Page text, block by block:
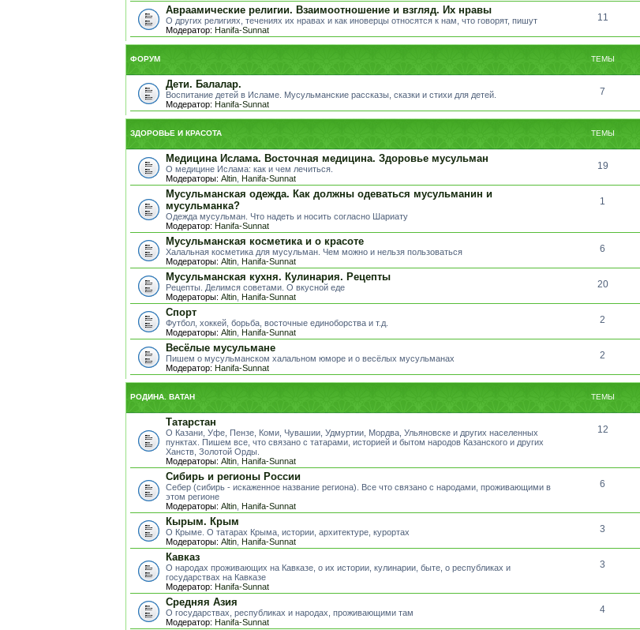
Авраамические религии. Взаимоотношение и взгляд. Их нравы
О других религиях, течениях их нравах и как иноверцы относятся к нам, что говорят, пишут
Модератор: Hanifa-Sunnat
11
ФОРУМ ТЕМЫ
Дети. Балалар.
Воспитание детей в Исламе. Мусульманские рассказы, сказки и стихи для детей.
Модератор: Hanifa-Sunnat
7
ЗДОРОВЬЕ И КРАСОТА ТЕМЫ
Медицина Ислама. Восточная медицина. Здоровье мусульман
О медицине Ислама: как и чем лечиться.
Модераторы: Altin Hanifa-Sunnat
19
Мусульманская одежда. Как должны одеваться мусульманин и
мусульманка?
Одежда мусульман. Что надеть и носить согласно Шариату
Модератор: Hanifa-Sunnat
1
Мусульманская косметика и о красоте
Халальная косметика для мусульман. Чем можно и нельзя пользоваться
Модераторы: Altin Hanifa-Sunnat
6
Мусульманская кухня. Кулинария. Рецепты
Рецепты. Делимся советами. О вкусной еде
Модераторы: Altin Hanifa-Sunnat
20
Спорт
Футбол, хоккей, борьба, восточные единоборства и т.д.
Модераторы: Altin Hanifa-Sunnat
2
Весёлые мусульмане
Пишем о мусульманском халальном юморе и о весёлых мусульманах
Модератор: Hanifa-Sunnat
2
РОДИНА. ВАТАН ТЕМЫ
Татарстан
О Казани, Уфе, Пензе, Коми, Чувашии, Удмуртии, Мордва, Ульяновске и других населенных
пунктах. Пишем все, что связано с татарами, историей и бытом народов Казанского и других
Ханств, Золотой Орды.
Модераторы: Altin Hanifa-Sunnat
12
Сибирь и регионы России
Себер (сибирь - искаженное название региона). Все что связано с народами, проживающими в
этом регионе
Модераторы: Altin Hanifa-Sunnat
6
Кырым. Крым
О Крыме. О татарах Крыма, истории, архитектуре, курортах
Модераторы: Altin Hanifa-Sunnat
3
Кавказ
О народах проживающих на Кавказе, о их истории, кулинарии, быте, о республиках и
государствах на Кавказе
Модератор: Hanifa-Sunnat
3
Средняя Азия
О государствах, республиках и народах, проживающими там
Модератор: Hanifa-Sunnat
4